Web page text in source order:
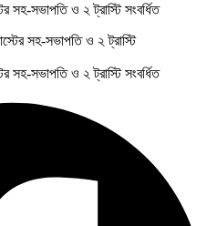
সহ-সভাপতি ও ২ ট্রাস্টি সংবর্ধিত
সহ-সভাপতি ও ২ ট্রাস্টি সংবর্ধিত